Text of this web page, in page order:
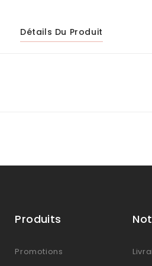
Détails Du Produit
Produits
Promotions